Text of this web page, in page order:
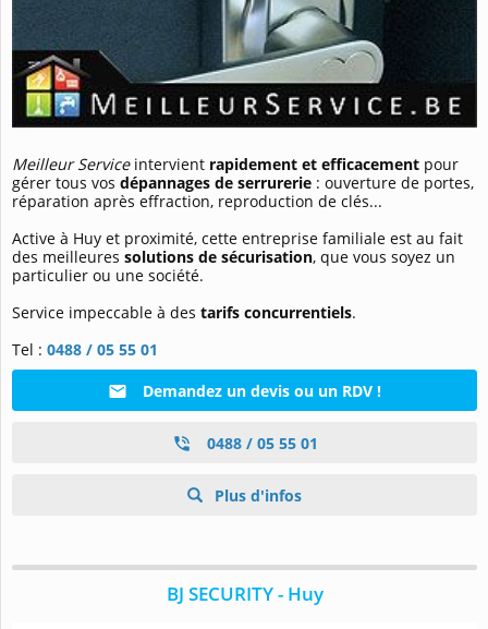
Meilleur Serviceintervient rapidement et efficacement pour
gérer tous vos dépannages de serrurerie : ouverture de portes,
réparation après effraction, reproduction de clés...
Active à Huy et proximité, cette entreprise familiale est au fait
des meilleures solutions de sécurisation, que vous soyez un
particulier ou une société.
Service impeccable à des tarifs concurrentiels.
Tel : 0488 / 05 55 01
Demandez un devis ou un RDV !
0488 / 05 55 01
Plus d'infos
BJ SECURITY - Huy